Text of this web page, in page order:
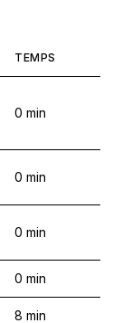
TEMPS
0 min
0 min
0 min
0 min
8 min